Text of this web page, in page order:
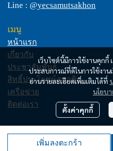
เพิ่มลงตะกร้า
เว็บไซต์นี้มีการใช้งานคุก
ประสบการณ์ที่ดีในการใช้งาน
อ่านรายละเอียดเพิ่มเติมได้ที่
นโยบ
ตั้งค่าคุกกี้
Line : @yecsamutsakhon
เมนู
หน้าแรก
เกี่ยวกับ
ประชาสัมพันธ์
สิทธิ์ประโยชน์สมาชิก
เครือข่าย
ติดต่อเรา
© Copyright 2025.